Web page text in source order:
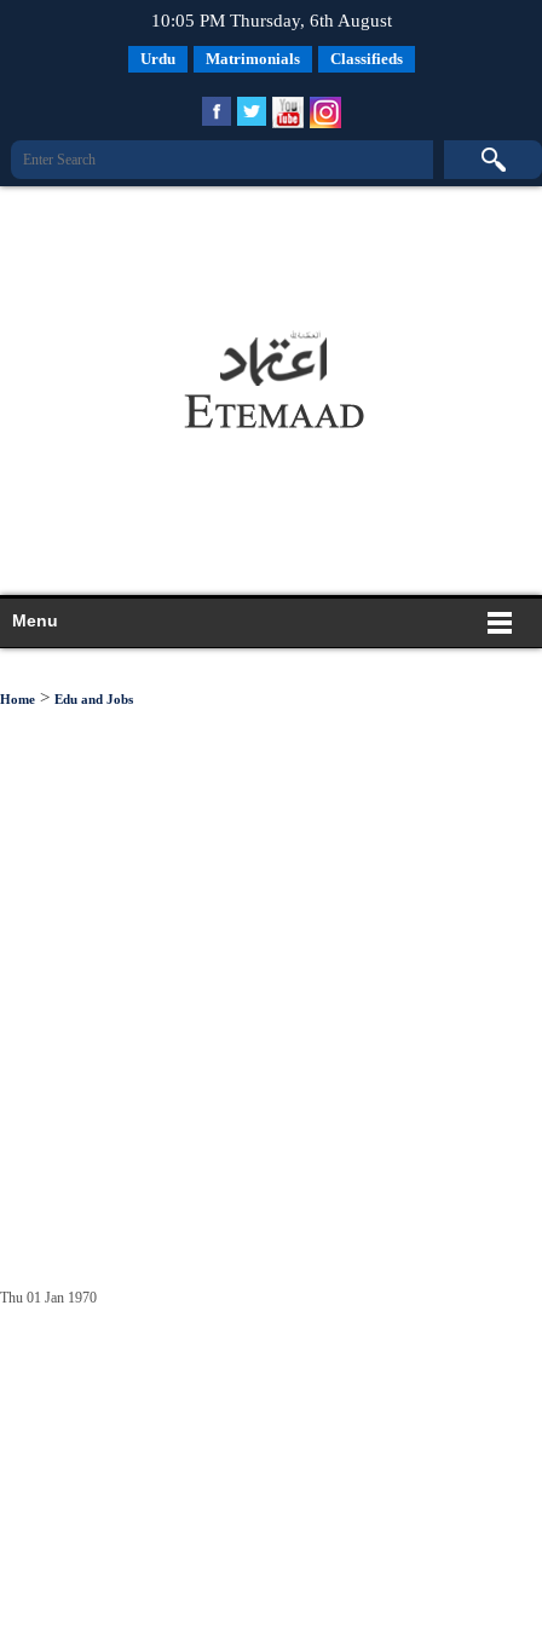
10:05 PM Thursday, 6th August
Urdu Matrimonials Classifieds
Menu
Home > Edu and Jobs
Thu 01 Jan 1970